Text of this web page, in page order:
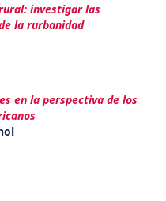
investigar las
la rurbanidad
en la perspectiva de los